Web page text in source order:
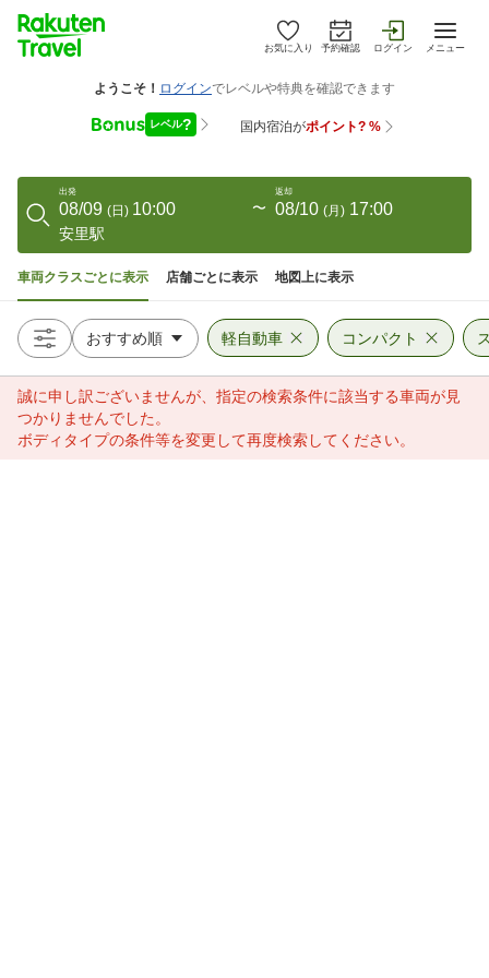
お気に入り 予約確認 ログイン メニュー
出発
08/09 (日) 10:00 〜
返却
08/10 (月 ) 17:00
安里駅
車両クラスごとに表示 店舗ごとに表示 地図上に表示
軽自動車 コンパクト
誠に申し訳ございませんが、指定の検索条件に該当する車両が見
つかりませんでした。
ボディタイプの条件等を変更して再度検索してください。